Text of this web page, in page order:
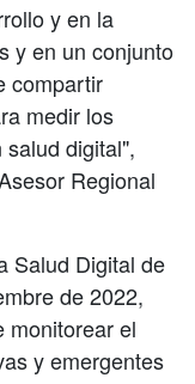
y en la
y en un conjunto
compartir
medir los
digital",
Regional
Salud Digital de
de 2022,
monitorear el
y emergentes